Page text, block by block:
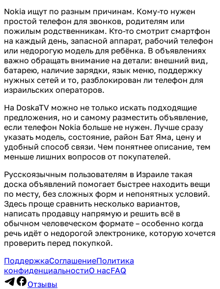
Nokia ищут по разным причинам. Кому-то нужен
простой телефон для звонков, родителям или
пожилым родственникам. Кто-то смотрит смартфон
на каждый день, запасной аппарат, рабочий телефон
или недорогую модель для ребёнка. В объявлениях
важно обращать внимание на детали: внешний вид,
батарею, наличие зарядки, язык меню, поддержку
нужных сетей и то, разблокирован ли телефон для
израильских операторов.
На DoskaTV можно не только искать подходящие
предложения, но и самому разместить объявление,
если телефон Nokia больше не нужен. Лучше сразу
указать модель, состояние, район Бат Яма, цену и
удобный способ связи. Чем понятнее описание, тем
меньше лишних вопросов от покупателей.
Русскоязычным пользователям в Израиле такая
доска объявлений помогает быстрее находить вещи
по месту, без сложных форм и непонятных условий.
Здесь проще сравнить несколько вариантов,
написать продавцу напрямую и решить всё в
обычном человеческом формате – особенно когда
речь идёт о недорогой электронике, которую хочется
проверить перед покупкой.
ПоддержкаСоглашениеПолитика
конфиденциальностиО насFAQ
Отзывы